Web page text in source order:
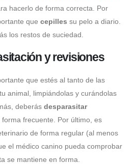
hacerlo de forma correcta. Por
que cepilles su pelo a diario.
los restos de suciedad.
y revisiones
que estés al tanto de las
animal, limpiándolas y curándolas
deberás desparasitar
frecuente. Por último, es
de forma regular (al menos
el médico canino pueda comprobar
se mantiene en forma.